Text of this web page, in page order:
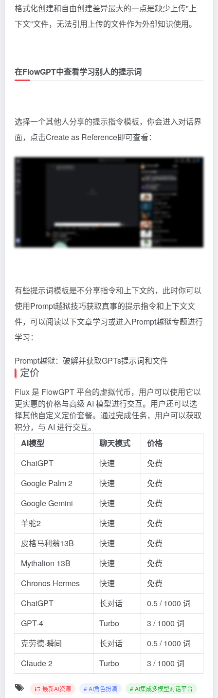
格式化创建和自由创建差异最大的一点是缺少上传"上
下文"文件，无法引用上传的文件作为外部知识使用。
在FlowGPT中查看学习别人的提示词
选择一个其他人分享的提示指令模板，你会进入对话界
面，点击Create as Reference即可查看：
有些提示词模板是不分享指令和上下文的，此时你可以
使用Prompt越狱技巧获取真事的提示指令和上下文文
件，可以阅读以下文章学习或进入Prompt越狱专题进行
学习：
Prompt越狱：破解并获取GPTs提示词和文件
定价
Flux 是 FlowGPT 平台的虚拟代币，用户可以使用它以
更实惠的价格与高级 AI 模型进行交互。用户还可以选
择其他自定义定价套餐。通过完成任务，用户可以获取
积分，与 AI 进行交互。
AI模型
聊天模式
价格
ChatGPT
快速
免费
Google Palm 2
快速
免费
GoogleGemini 快速
免费
羊驼2
快速
免费
皮格马利翁13B
快速
免费
Mythalion 13B
快速
免费
Chronos Hermes
快速
免费
ChatGPT
长对话
0.5 / 1000 词
GPT-4
Turbo
3 / 1000 词
克劳德·瞬间
长对话
0.5 / 1000 词
Claude2 Turbo 3 / 1000 词
最新AI资源 # AI角色扮演 # AI集成多模型对话平台